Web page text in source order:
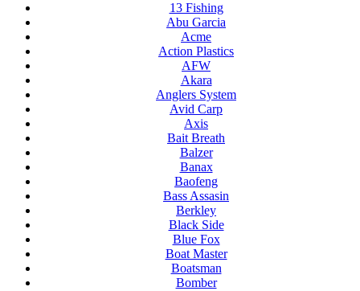
13 Fishing
Abu Garcia
Acme
Action Plastics
AFW
Akara
Anglers System
Avid Carp
Axis
Bait Breath
Balzer
Banax
Baofeng
Bass Assasin
Berkley
Black Side
Blue Fox
Boat Master
Boatsman
Bomber